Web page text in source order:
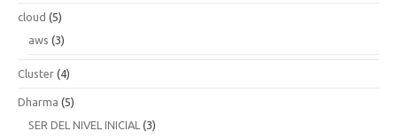
cloud (5)
aws (3)
Cluster (4)
Dharma (5)
SER DEL NIVEL INICIAL (3)